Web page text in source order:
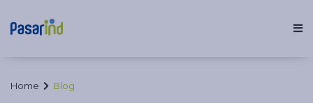
Home Blog